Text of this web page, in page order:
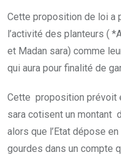
Cette proposition de loi a
l’activité des planteurs (
et Madan sara) comme
qui aura pour finalité de
Cette proposition prévoit
sara cotisent un montant
alors que l’Etat dépose
gourdes dans un compte